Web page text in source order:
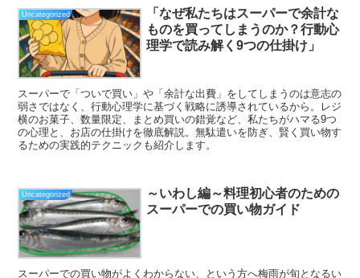
Uncategorized
「なぜ私たちはスーパーで余計な
ものを買ってしまうのか？行動心
理学で読み解く9つの仕掛け」
スーパーで「ついで買い」や「余計な出費」をしてしまうのは意志の
弱さではなく、行動心理学に基づく戦略に誘導されているから。レジ
横のお菓子、数量限定、まとめ買いの錯覚など、私たちがハマる9つ
の心理と、お店の仕掛けを徹底解説。無駄遣いを防ぎ、賢く買い物す
るための実践的テクニックも紹介します。
Uncategorized
～いわし編～料理初心者のための
スーパーでの買い物ガイド
スーパーでの買い物がよくわからない、という方へ梅雨が旬となるい